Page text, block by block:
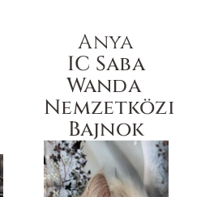
Anya
IC Saba
Wanda ​
Nemzetközi
Bajnok